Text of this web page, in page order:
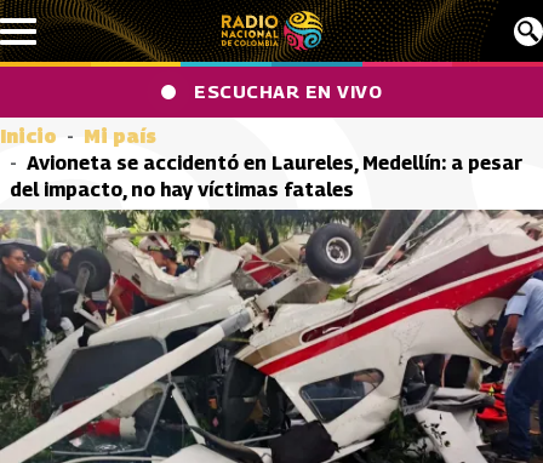
Pasar al contenido principal
ESCUCHAR EN VIVO
Inicio
Mi país
Avioneta se accidentó en Laureles, Medellín: a pesar
del impacto, no hay víctimas fatales